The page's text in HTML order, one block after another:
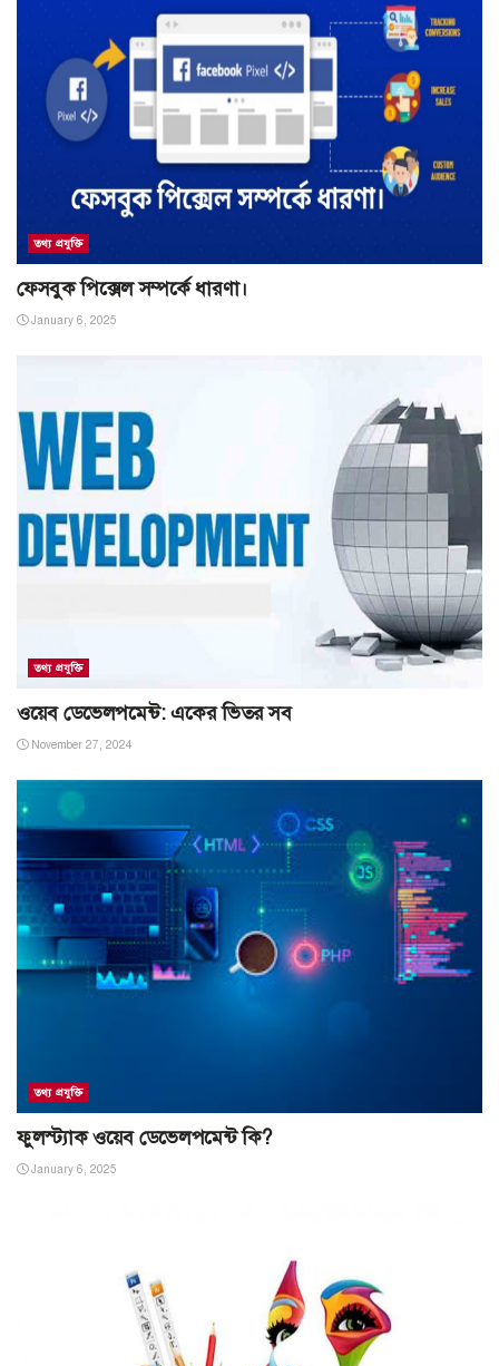
তথ্য প্রযুক্তি
ফেসবুক পিক্সেল সম্পর্কে ধারণা।
January 6, 2025
তথ্য প্রযুক্তি
ওয়েব ডেভেলপমেন্ট: একের ভিতর সব
November 27, 2024
তথ্য প্রযুক্তি
ফুলস্ট্যাক ওয়েব ডেভেলপমেন্ট কি?
January 6, 2025